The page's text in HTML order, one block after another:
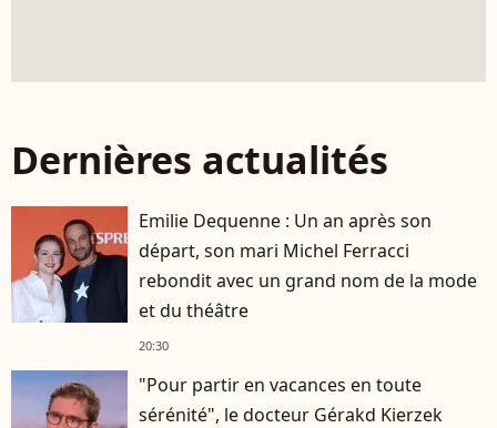
Dernières actualités
Emilie Dequenne : Un an après son
départ, son mari Michel Ferracci
rebondit avec un grand nom de la mode
et du théâtre
20:30
"Pour partir en vacances en toute
sérénité", le docteur Gérakd Kierzek